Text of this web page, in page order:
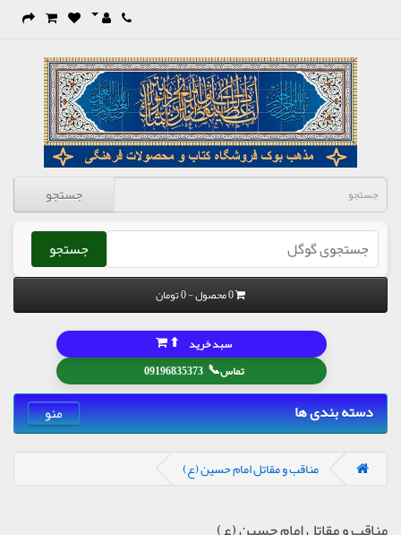
جستجو
جستجو
0 محصول - 0 تومان
تماس📞
09196835373
سبد خرید ⬆
دسته بندی ها منو
مناقب و مقاتل امام حسین (ع)